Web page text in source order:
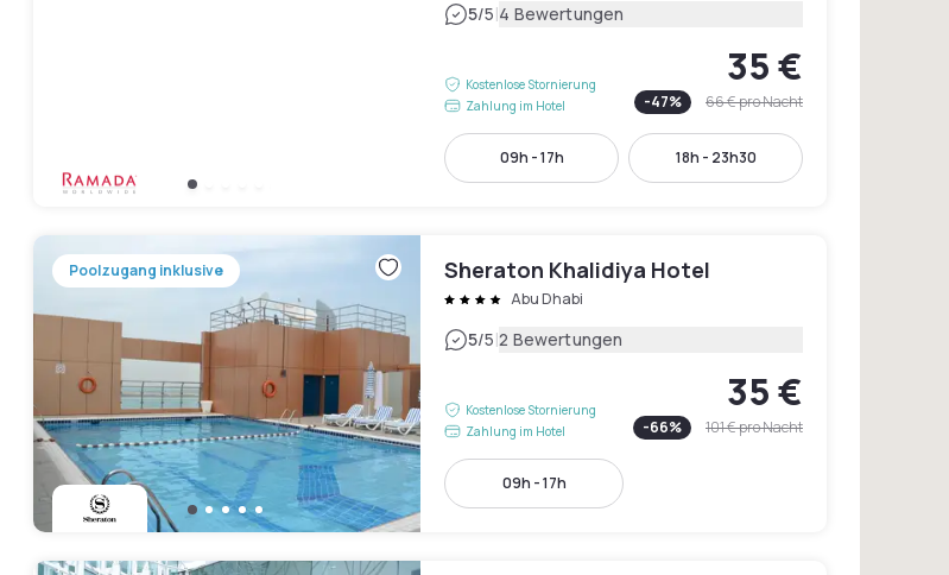
5/5|4 Bewertungen
Kostenlose Stornierung
Zahlung im Hotel
35 €
-47% 66 €pro Nacht
09h - 17h 18h - 23h30
Poolzugang inklusive Sheraton Khalidiya Hotel
Abu Dhabi
5/5|2 Bewertungen
Kostenlose Stornierung
Zahlung im Hotel
35 €
-66% 101 €pro Nacht
09h - 17h